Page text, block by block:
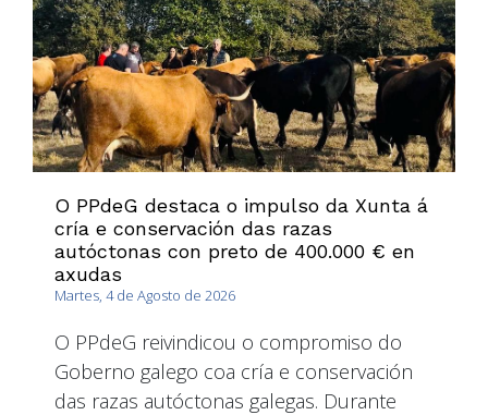
O PPdeG destaca o impulso da Xunta á
cría e conservación das razas
autóctonas con preto de 400.000 € en
axudas
Martes, 4 de Agosto de 2026
O PPdeG reivindicou o compromiso do
Goberno galego coa cría e conservación
das razas autóctonas galegas. Durante